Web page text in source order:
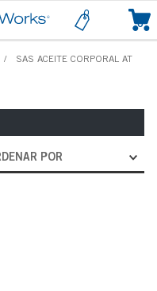
0
SAS ACEITE CORPORAL AT
POR